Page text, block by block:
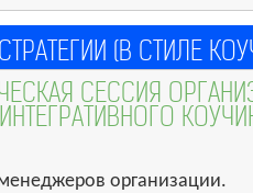
(В СТИЛЕ
СЕССИЯ
организации.